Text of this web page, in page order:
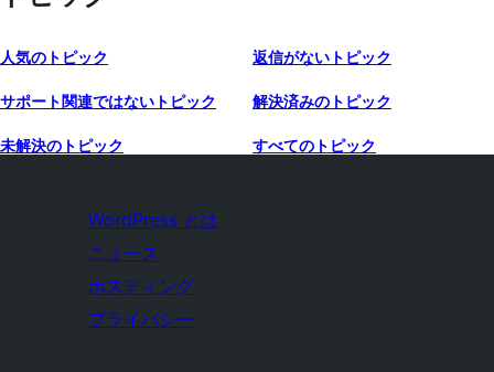
人気のトピック 返信がないトピック
サポート関連ではないトピック 解決済みのトピック
未解決のトピック すべてのトピック
WordPress とは
ニュース
ホスティング
プライバシー